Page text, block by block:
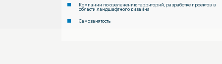
Компании по озеленению территорий, разработке проектов в
области ландшафтного дизайна
Самозанятость